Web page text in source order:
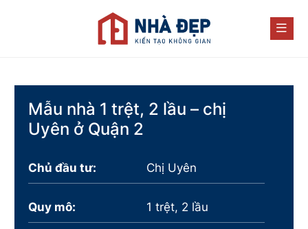
Mẫu nhà 1 trệt, 2 lầu – chị
Uyên ở Quận 2
Chủ đầu tư: Chị Uyên
Quy mô: 1 trệt, 2 lầu